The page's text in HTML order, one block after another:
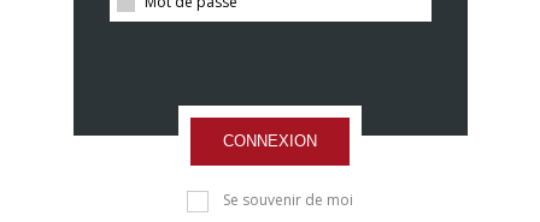
CONNEXION
Se souvenir de moi